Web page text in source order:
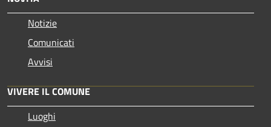
Notizie
Comunicati
Avvisi
VIVERE IL COMUNE
Luoghi